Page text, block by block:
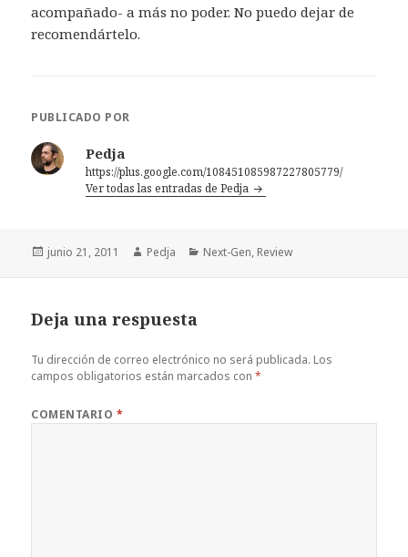
acompañado- a más no poder. No puedo dejar de
recomendártelo.
PUBLICADO POR
Pedja
https://plus.google.com/108451085987227805779/
Ver todas las entradas de Pedja
Publicado
junio 21, 2011 Autor
Pedja Categorías
Next-Gen, Review
Deja una respuesta
Tu dirección de correo electrónico no será publicada. Los
campos obligatorios están marcados con*
COMENTARIO *